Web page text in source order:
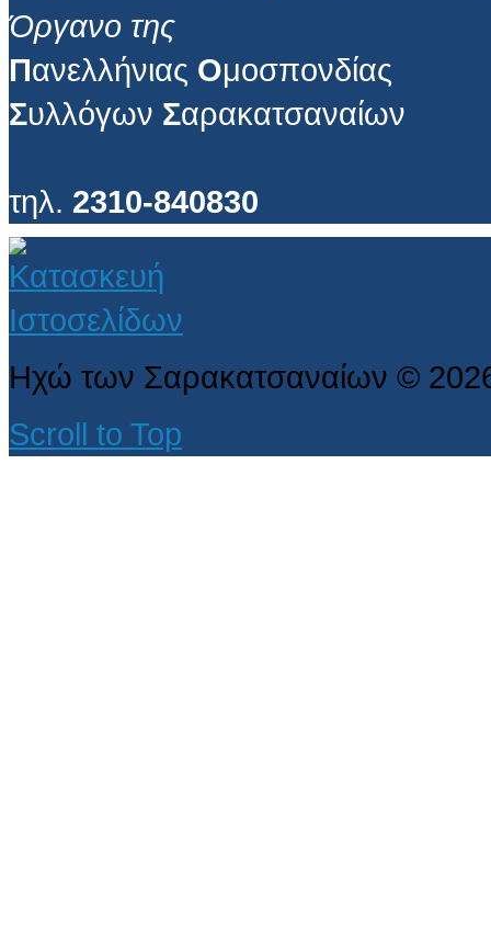
Όργανο της
Πανελλήνιας Ομοσπονδίας
Συλλόγων Σαρακατσαναίων
τηλ. 2310-840830
Ηχώ των Σαρακατσαναίων ©
Scroll to Top